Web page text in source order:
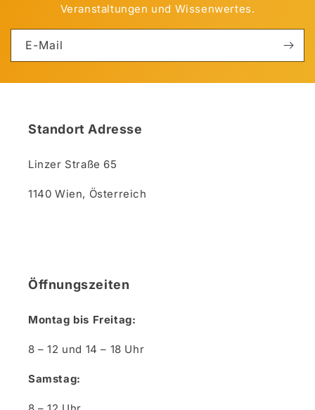
Veranstaltungen und Wissenwertes.
E-Mail
Standort Adresse
Linzer Straße 65
1140 Wien, Österreich
Öffnungszeiten
Montag bis Freitag:
8 – 12 und 14 – 18 Uhr
Samstag: